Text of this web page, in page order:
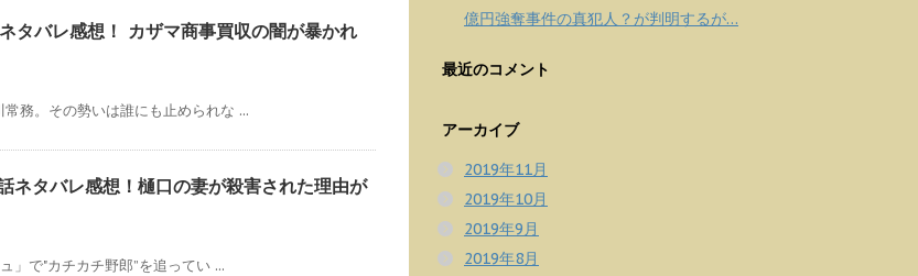
タバレ感想！ カザマ商事買収の闇が暴かれ
務。その勢いは誰にも止められな ...
ネタバレ感想！樋口の妻が殺害された理由が
」で"カチカチ野郎”を追ってい ...
億円強奪事件の真犯人？が判明するが…
最近のコメント
アーカイブ
2019年11月
2019年10月
2019年9月
2019年8月